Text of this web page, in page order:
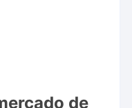
de